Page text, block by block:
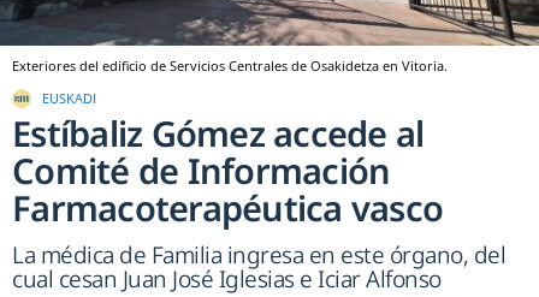
Exteriores del edificio de Servicios Centrales de Osakidetza en Vitoria.
EUSKADI
Estíbaliz Gómez accede al
Comité de Información
Farmacoterapéutica vasco
La médica de Familia ingresa en este órgano, del
cual cesan Juan José Iglesias e Iciar Alfonso